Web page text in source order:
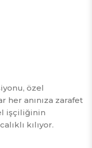
özel
her anınıza zarafet
işçiliğinin
kılıyor.